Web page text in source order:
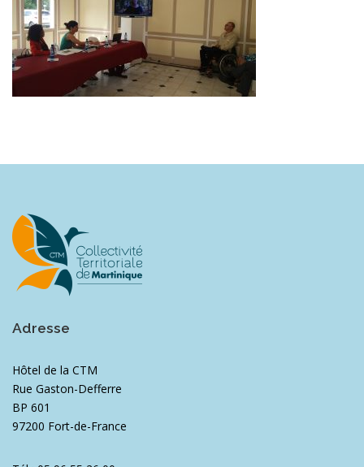
RESSOURCES DOCUMENTAIRES ZOOM EUROPE
SIGNALER UNE FRAUDE
Adresse
Hôtel de la CTM
Rue Gaston-Defferre
BP 601
97200 Fort-de-France